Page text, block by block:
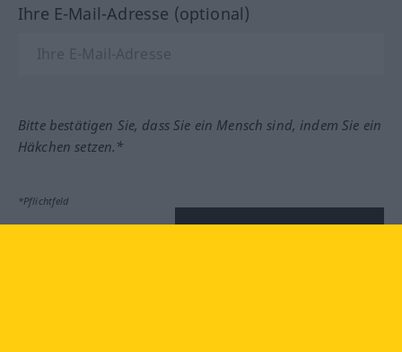
Ihre E-Mail-Adresse (optional)
Bitte bestätigen Sie, dass Sie ein Mensch sind, indem Sie ein
Häkchen setzen.*
*Pflichtfeld
Feedback absenden